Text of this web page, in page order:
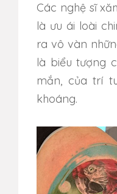
Các nghệ sĩ
là ưu ái loài
ra vô vàn
là biểu tượng
mắn, của trí
khoáng.